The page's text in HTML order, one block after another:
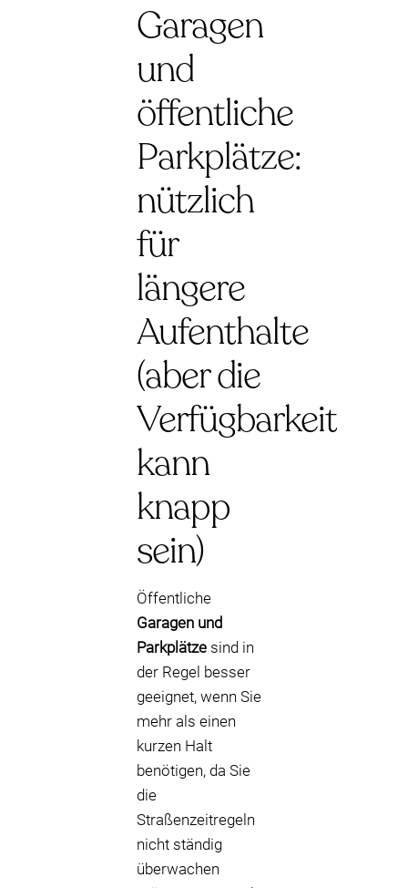
Garagen
und
öffentliche
Parkplätze:
nützlich
für
längere
Aufenthalte
(aber die
Verfügbarkeit
kann
knapp
sein)
Öffentliche
Garagen und
Parkplätze sind in
der Regel besser
geeignet, wenn Sie
mehr als einen
kurzen Halt
benötigen, da Sie
die
Straßenzeitregeln
nicht ständig
überwachen